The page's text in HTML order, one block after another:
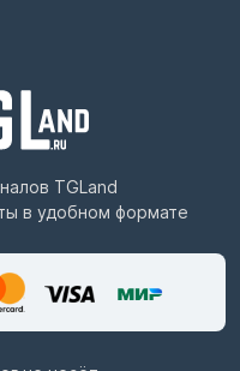
TGLand
в удобном формате